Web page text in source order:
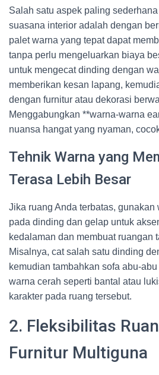
Salah satu aspek paling
suasana interior adalah dengan
palet warna yang tepat dapat
tanpa perlu mengeluarkan biaya
untuk mengecat dinding dengan
memberikan kesan lapang,
dengan furnitur atau dekorasi
Menggabungkan **warna-warna
nuansa hangat yang nyaman,
Tehnik Warna yang
Terasa Lebih Besar
Jika ruang Anda terbatas, gunakan
pada dinding dan gelap untuk
kedalaman dan membuat ruangan
Misalnya, cat salah satu dinding
kemudian tambahkan sofa abu-
warna cerah seperti bantal atau
karakter pada ruang tersebut.
2. Fleksibilitas
Furnitur Multiguna